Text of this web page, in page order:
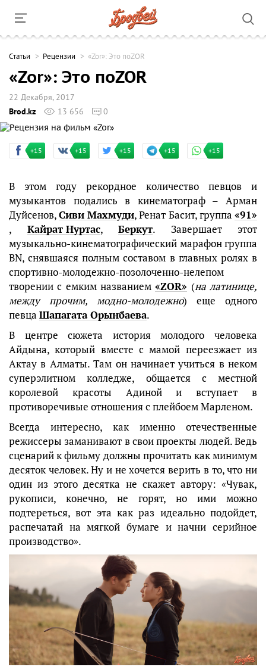
Cтатьи Рецензии «Zor»: Это поZOR
«Zor»: Это поZOR
22 Декабря, 2017
Brod.kz
13 656 0
+15 +15 +15 +15 +15
В этом году рекордное количество певцов и
музыкантов подались в кинематограф – Арман
Дуйсенов,Сиви Махмуди, Ренат Басит, группа«91»
, Кайрат Нуртас, Беркут. Завершает этот
музыкально-кинематографический марафон группа
BN, снявшаяся полным составом в главных ролях в
спортивно-молодежно-позолоченно-нелепом
творении с емким названием«ZOR» (на латинице,
между прочим, модно-молодежно) еще одного
певца Шапагата Орынбаева.
В центре сюжета история молодого человека
Айдына, который вместе с мамой переезжает из
Актау в Алматы. Там он начинает учиться в неком
суперэлитном колледже, общается с местной
королевой красоты Адиной и вступает в
противоречивые отношения с плейбоем Марленом.
Всегда интересно, как именно отечественные
режиссеры заманивают в свои проекты людей. Ведь
сценарий к фильму должны прочитать как минимум
десяток человек. Ну и не хочется верить в то, что ни
один из этого десятка не скажет автору: «Чувак,
рукописи, конечно, не горят, но ими можно
подтереться, вот эта как раз идеально подойдет,
распечатай на мягкой бумаге и начни серийное
производство».